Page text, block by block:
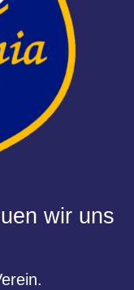
wir uns